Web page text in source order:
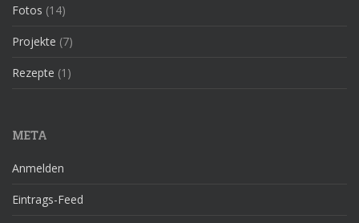
Fotos (14)
Projekte (7)
Rezepte (1)
META
Anmelden
Eintrags-Feed